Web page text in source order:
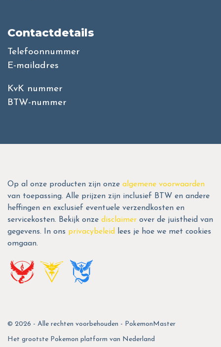
Contactdetails
Telefoonnummer
E-mailadres
KvK nummer
BTW-nummer
Op al onze producten zijn onze algemene voorwaarden
van toepassing. Alle prijzen zijn inclusief BTW en andere
heffingen en exclusief eventuele verzendkosten en
servicekosten. Bekijk onze disclaimer over de juistheid van
gegevens. In ons privacybeleid
lees je hoe we met cookies
omgaan.
© 2026 - Alle rechten voorbehouden - PokemonMaster
Het grootste Pokemon platform van Nederland